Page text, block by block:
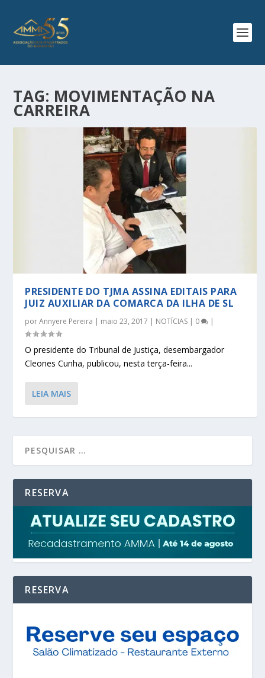
TAG: MOVIMENTAÇÃO NA
CARREIRA
PRESIDENTE DO TJMA ASSINA EDITAIS PARA
JUIZ AUXILIAR DA COMARCA DA ILHA DE SL
porAnnyere Pereira | maio 23, 2017 | NOTÍCIAS | 0 |
O presidente do Tribunal de Justiça, desembargador
Cleones Cunha, publicou, nesta terça-feira...
LEIA MAIS
RESERVA
RESERVA